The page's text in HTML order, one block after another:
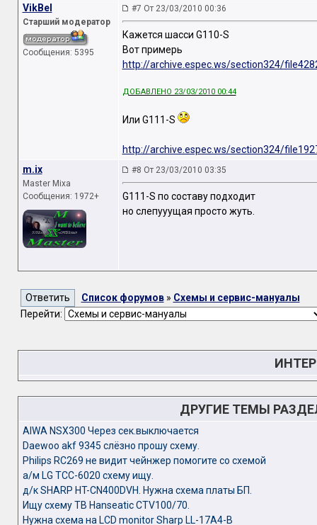
VikBel
Старший модератор
Сообщения: 5395
#7 От 23/03/2010 00:36
Кажется шасси G110-S
Вот примерь
http://archive.espec.ws/section324/
ДОБАВЛЕНО 23/03/2010 00:44
Или G111-S
http://archive.espec.ws/section324/
m.ix
Master Mixa
Сообщения: 1972+
#8 От 23/03/2010 03:35
G111-S по составу подходит
но слепууущая просто жуть.
Список форумов» Схемы и сервис-мануалы
Перейти:
ДРУГИЕ ТЕМЫ
AIWA NSX300 Через сек.выключается
Daewoo akf 9345 слёзно прошу схему.
Philips RC269 не видит чейнжер помогите со схемой
а/м LG TCC-6020 схему ищу.
д/к SHARP HT-CN400DVH. Нужна схема платы БП.
Ищу схему ТВ Hanseatic CTV100/70.
Нужна схема на LCD monitor Sharp LL-17A4-B